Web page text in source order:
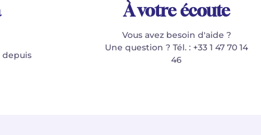
À votre écoute
Vous avez besoin d'aide ?
Une question ? Tél. : +33 1 47 70 14
46